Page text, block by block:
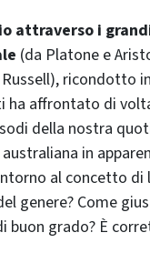
attraverso i
(da Platone e
ricondotto
ha affrontato di
della nostra
in
al concetto di
genere? Come
buon grado? È